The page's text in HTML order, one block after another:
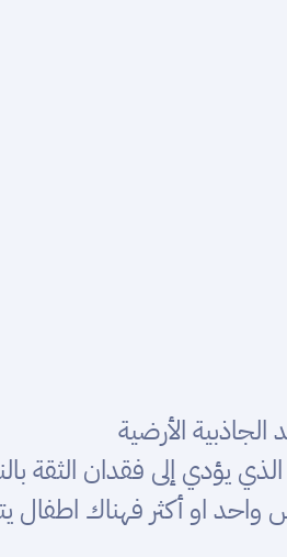
الأرضية
يؤدي إلى فقدان الثقة
او أكثر فهناك اطفال